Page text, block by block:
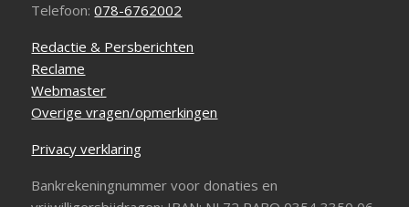
Telefoon:078-6762002
Redactie & Persberichten
Reclame
Webmaster
Overige vragen/opmerkingen
Privacy verklaring
Bankrekeningnummer voor donaties en